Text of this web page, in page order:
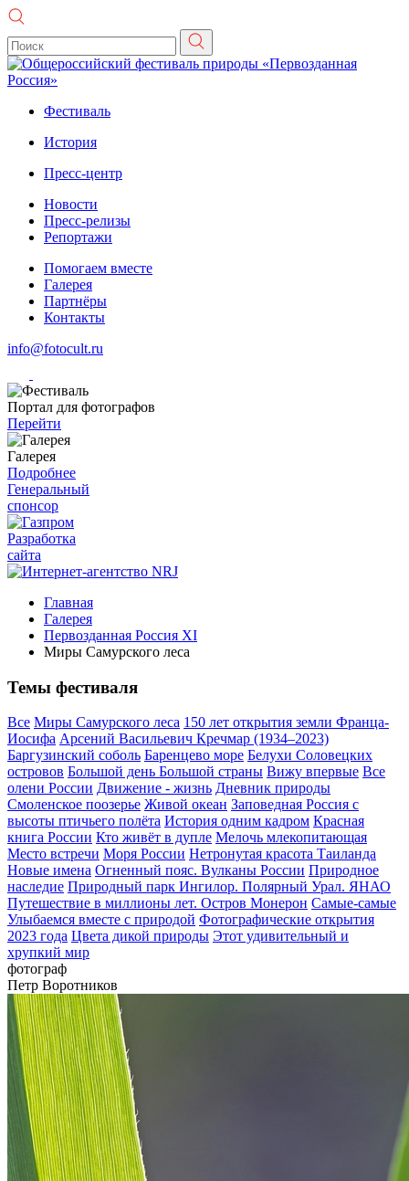
Фестиваль
История
Пресс-центр
Новости
Пресс-релизы
Репортажи
Помогаем вместе
Галерея
Партнёры
Контакты
info@fotocult.ru
Портал для фотографов
Перейти
Галерея
Подробнее
Генеральный
спонсор
Разработка
сайта
Главная
Галерея
Первозданная Россия XI
Миры Самурского леса
Темы фестиваля
Все Миры Самурского леса 150 лет открытия земли Франца-
Иосифа Арсений Васильевич Кречмар (1934–2023)
Баргузинский соболь Баренцево море Белухи Соловецких
островов Большой день Большой страны Вижу впервые Все
олени России Движение - жизнь Дневник природы
Смоленское поозерье Живой океан Заповедная Россия с
высоты птичьего полёта История одним кадром Красная
книга России Кто живёт в дупле Мелочь млекопитающая
Место встречи Моря России Нетронутая красота Таиланда
Новые имена Огненный пояс. Вулканы России Природное
наследие Природный парк Ингилор. Полярный Урал. ЯНАО
Путешествие в миллионы лет. Остров Монерон Самые-самые
Улыбаемся вместе с природой Фотографические открытия
2023 года Цвета дикой природы Этот удивительный и
хрупкий мир
фотограф
Петр Воротников